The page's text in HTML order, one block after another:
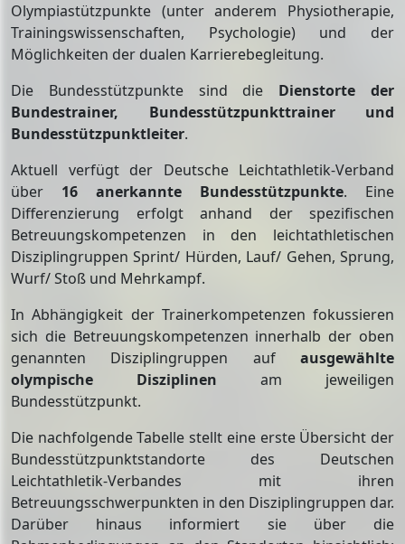
Olympiastützpunkte (unter anderem Physiotherapie,
Trainingswissenschaften, Psychologie) und der
Möglichkeiten der dualen Karrierebegleitung.
Die Bundesstützpunkte sind die Dienstorte der
Bundestrainer, Bundesstützpunkttrainer und
Bundesstützpunktleiter.
Aktuell verfügt der Deutsche Leichtathletik-Verband
über 16 anerkannte Bundesstützpunkte. Eine
Differenzierung erfolgt anhand der spezifischen
Betreuungskompetenzen in den leichtathletischen
Disziplingruppen Sprint/ Hürden, Lauf/ Gehen, Sprung,
Wurf/ Stoß und Mehrkampf.
In Abhängigkeit der Trainerkompetenzen fokussieren
sich die Betreuungskompetenzen innerhalb der oben
genannten Disziplingruppen auf ausgewählte
olympische Disziplinen am jeweiligen
Bundesstützpunkt.
Die nachfolgende Tabelle stellt eine erste Übersicht der
Bundesstützpunktstandorte des Deutschen
Leichtathletik-Verbandes mit ihren
Betreuungsschwerpunkten in den Disziplingruppen dar.
Darüber hinaus informiert sie über die